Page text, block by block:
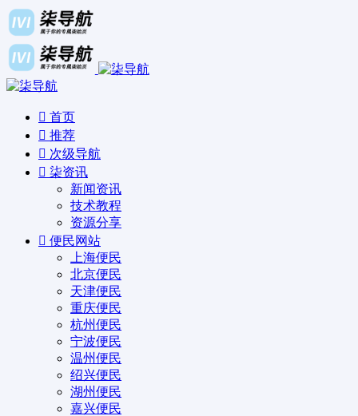
首页
推荐
次级导航
柒资讯
新闻资讯
技术教程
资源分享
便民网站
上海便民
北京便民
天津便民
重庆便民
杭州便民
宁波便民
温州便民
绍兴便民
湖州便民
嘉兴便民